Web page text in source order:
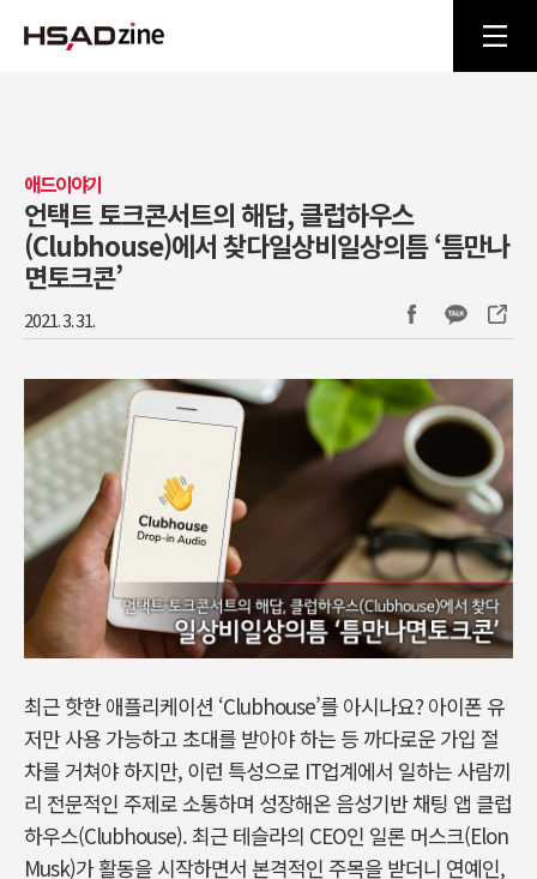
애드이야기
언택트 토크콘서트의 해답, 클럽하우스
(Clubhouse)에서 찾다일상비일상의틈 ‘틈만나
면토크콘’
2021. 3. 31.
최근 핫한 애플리케이션 ‘Clubhouse’를 아시나요? 아이폰 유
저만 사용 가능하고 초대를 받아야 하는 등 까다로운 가입 절
차를 거쳐야 하지만, 이런 특성으로 IT업계에서 일하는 사람끼
리 전문적인 주제로 소통하며 성장해온 음성기반 채팅 앱 클럽
하우스(Clubhouse). 최근 테슬라의 CEO인 일론 머스크(Elon
Musk)가 활동을 시작하면서 본격적인 주목을 받더니 연예인,